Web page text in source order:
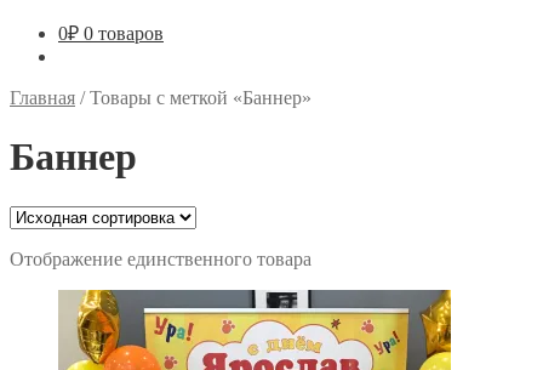
0₽ 0 товаров
Главная /Товары с меткой «Баннер»
Баннер
Отображение единственного товара